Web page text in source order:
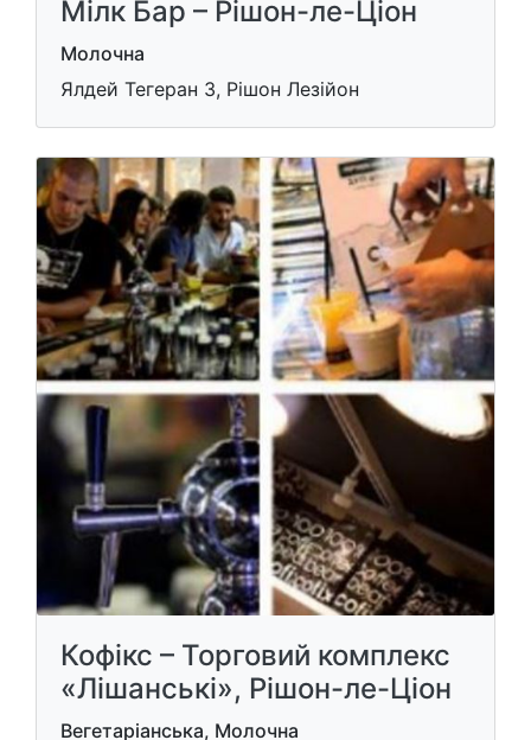
Мілк Бар – Рішон-ле-Ціон
Молочна
Ялдей Тегеран 3, Рішон Лезійон
Кофікс – Торговий комплекс
«Лішанські», Рішон-ле-Ціон
Вегетаріанська, Молочна